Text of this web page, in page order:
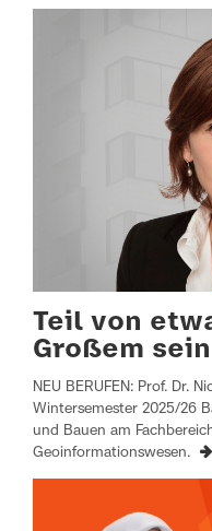
Teil von
Großem sein
NEU BERUFEN: Prof. Dr.
Wintersemester 2025/26
und Bauen am
Geoinformationswesen.